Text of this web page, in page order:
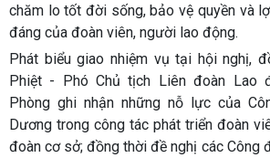
chăm lo tốt đời sống, bảo vệ quyền và
đáng của đoàn viên, người lao động.
Phát biểu giao nhiệm vụ tại hội nghị,
Phiệt - Phó Chủ tịch Liên đoàn Lao
Phòng ghi nhận những nỗ lực của
Dương trong công tác phát triển đoàn
đoàn cơ sở; đồng thời đề nghị các Công